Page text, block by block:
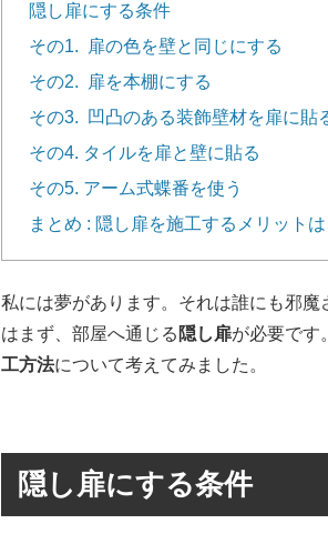
隠し扉にする条件
その1. 扉の色を壁と同じにする
その2. 扉を本棚にする
その3. 凹凸のある装飾壁材を扉に貼
その4. タイルを扉と壁に貼る
その5. アーム式蝶番を使う
まとめ : 隠し扉を施工するメリット
私には夢があります。それは誰にも邪
はまず、部屋へ通じる 隠し扉が必要です
工方法について考えてみました。
隠し扉にする条件